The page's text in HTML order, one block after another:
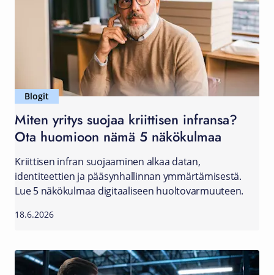
Blogit
Miten yritys suojaa kriittisen infransa?
Ota huomioon nämä 5 näkökulmaa
Kriittisen infran suojaaminen alkaa datan,
identiteettien ja pääsynhallinnan ymmärtämisestä.
Lue 5 näkökulmaa digitaaliseen huoltovarmuuteen.
18.6.2026